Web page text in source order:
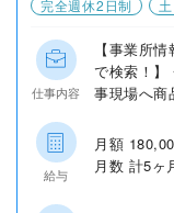
完全週休2日制
仕事内容
【事業所
で検索！
事現場へ
給与
月額
月数 計5ヶ